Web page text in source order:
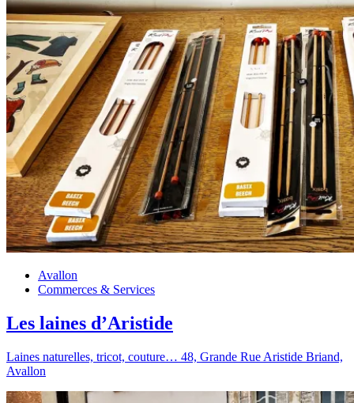
Avallon
Commerces & Services
Les laines d’Aristide
Laines naturelles, tricot, couture… 48, Grande Rue Aristide Briand,
Avallon